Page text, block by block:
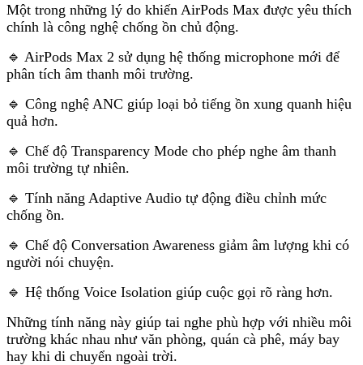
Một trong những lý do khiến AirPods Max được yêu thích
chính là công nghệ chống ồn chủ động.
🔹 AirPods Max 2 sử dụng hệ thống microphone mới để
phân tích âm thanh môi trường.
🔹 Công nghệ ANC giúp loại bỏ tiếng ồn xung quanh hiệu
quả hơn.
🔹 Chế độ Transparency Mode cho phép nghe âm thanh
môi trường tự nhiên.
🔹 Tính năng Adaptive Audio tự động điều chỉnh mức
chống ồn.
🔹 Chế độ Conversation Awareness giảm âm lượng khi có
người nói chuyện.
🔹 Hệ thống Voice Isolation giúp cuộc gọi rõ ràng hơn.
Những tính năng này giúp tai nghe phù hợp với nhiều môi
trường khác nhau như văn phòng, quán cà phê, máy bay
hay khi di chuyển ngoài trời.